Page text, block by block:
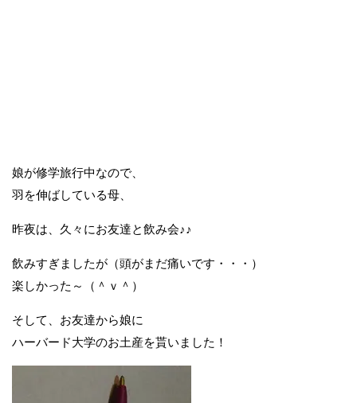
娘が修学旅行中なので、
羽を伸ばしている母、
昨夜は、久々にお友達と飲み会♪♪
飲みすぎましたが（頭がまだ痛いです・・・）
楽しかった～（＾ｖ＾）
そして、お友達から娘に
ハーバード大学のお土産を貰いました！